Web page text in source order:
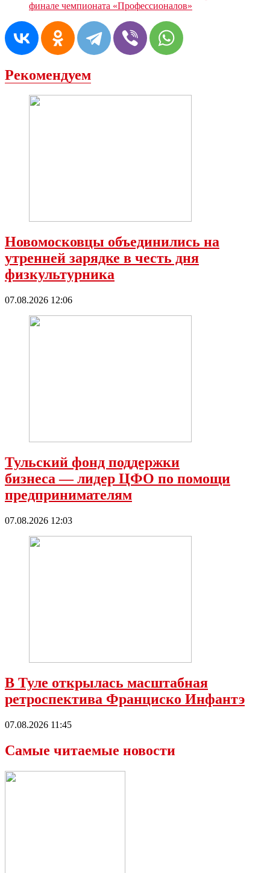
финале чемпионата «Профессионалов»
Рекомендуем
Новомосковцы объединились на
утренней зарядке в честь дня
физкультурника
07.08.2026 12:06
Тульский фонд поддержки
бизнеса — лидер ЦФО по помощи
предпринимателям
07.08.2026 12:03
В Туле открылась масштабная
ретроспектива Франциско Инфантэ
07.08.2026 11:45
Самые читаемые новости